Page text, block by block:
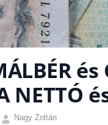
és
NETTÓ
Nagy Zoltán